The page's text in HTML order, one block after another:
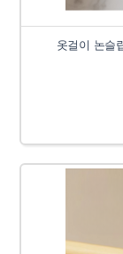
옷걸이 논슬